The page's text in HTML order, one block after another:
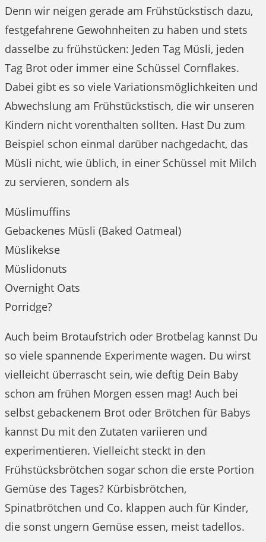
Denn wir neigen gerade am Frühstückstisch dazu,
festgefahrene Gewohnheiten zu haben und stets
dasselbe zu frühstücken: Jeden Tag Müsli, jeden
Tag Brot oder immer eine Schüssel Cornflakes.
Dabei gibt es so viele Variationsmöglichkeiten und
Abwechslung am Frühstückstisch, die wir unseren
Kindern nicht vorenthalten sollten. Hast Du zum
Beispiel schon einmal darüber nachgedacht, das
Müsli nicht, wie üblich, in einer Schüssel mit Milch
zu servieren, sondern als
Müslimuffins
Gebackenes Müsli (Baked Oatmeal)
Müslikekse
Müslidonuts
Overnight Oats
Porridge?
Auch beim Brotaufstrich oder Brotbelag kannst Du
so viele spannende Experimente wagen. Du wirst
vielleicht überrascht sein, wie deftig Dein Baby
schon am frühen Morgen essen mag! Auch bei
selbst gebackenem Brot oder Brötchen für Babys
kannst Du mit den Zutaten variieren und
experimentieren. Vielleicht steckt in den
Frühstücksbrötchen sogar schon die erste Portion
Gemüse des Tages? Kürbisbrötchen,
Spinatbrötchen und Co. klappen auch für Kinder,
die sonst ungern Gemüse essen, meist tadellos.